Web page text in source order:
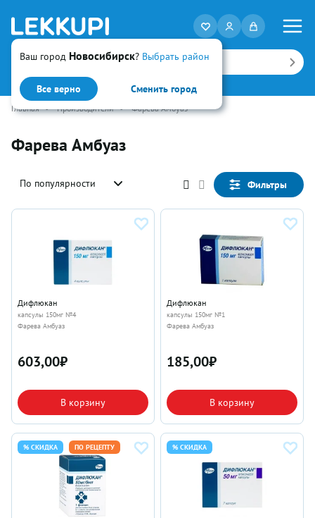
Ваш город Новосибирск? Выбрать район
Все верно Сменить город
Искать
Главная • Производители • Фарева Амбуаз
Фарева Амбуаз
По популярности Фильтры
Дифлюкан
капсулы 150мг №4
Фарева Амбуаз
603,00₽
В корзину
Дифлюкан
капсулы 150мг №1
Фарева Амбуаз
185,00₽
В корзину
% СКИДКА ПО РЕЦЕПТУ % СКИДКА